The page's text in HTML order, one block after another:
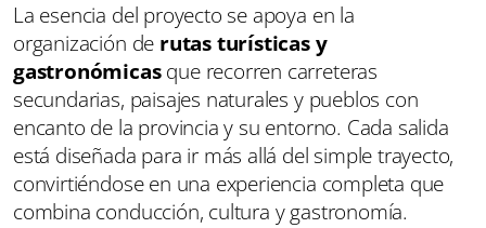
La esencia del proyecto se apoya en la
organización de rutas turísticas y
gastronómicasque recorren carreteras
secundarias, paisajes naturales y pueblos con
encanto de la provincia y su entorno. Cada salida
está diseñada para ir más allá del simple trayecto,
convirtiéndose en una experiencia completa que
combina conducción, cultura y gastronomía.